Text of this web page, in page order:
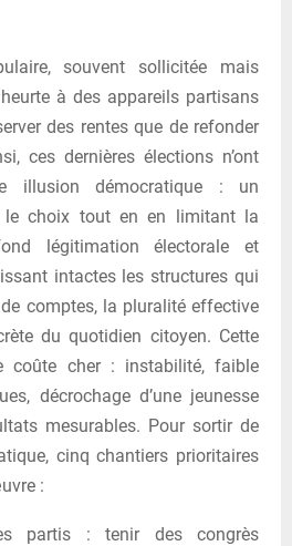
souvent sollicitée mais
à des appareils partisans
des rentes que de refonder
ces dernières élections n’ont
illusion démocratique : un
le choix tout en en limitant la
légitimation électorale et
intactes les structures qui
comptes, la pluralité effective
du quotidien citoyen. Cette
coûte cher : instabilité, faible
décrochage d’une jeunesse
mesurables. Pour sortir de
cinq chantiers prioritaires
:
partis : tenir des congrès